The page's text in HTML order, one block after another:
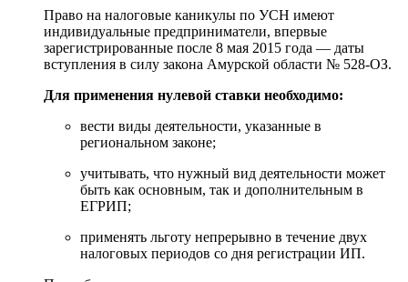
Право на налоговые каникулы по УСН имеют
индивидуальные предприниматели, впервые
зарегистрированные после 8 мая 2015 года — даты
вступления в силу закона Амурской области № 528-ОЗ.
Для применения нулевой ставки необходимо:
вести виды деятельности, указанные в
региональном законе;
учитывать, что нужный вид деятельности может
быть как основным, так и дополнительным в
ЕГРИП;
применять льготу непрерывно в течение двух
налоговых периодов со дня регистрации ИП.